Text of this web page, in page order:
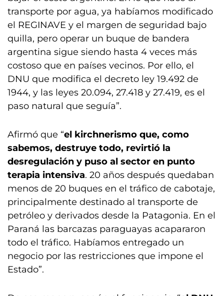
transporte por agua, ya habíamos modificado
el REGINAVE y el margen de seguridad bajo
quilla, pero operar un buque de bandera
argentina sigue siendo hasta 4 veces más
costoso que en países vecinos. Por ello, el
DNU que modifica el decreto ley 19.492 de
1944, y las leyes 20.094, 27.418 y 27.419, es el
paso natural que seguía”.
Afirmó que “el kirchnerismo que, como
sabemos, destruye todo, revirtió la
desregulación y puso al sector en punto
terapia intensiva. 20 años después quedaban
menos de 20 buques en el tráfico de cabotaje,
principalmente destinado al transporte de
petróleo y derivados desde la Patagonia. En el
Paraná las barcazas paraguayas acapararon
todo el tráfico. Habíamos entregado un
negocio por las restricciones que impone el
Estado”.